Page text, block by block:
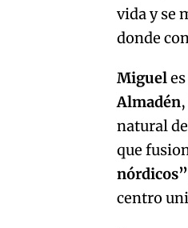
vida y se
donde
Miguel
Almadén
natural
que
nórdicos”
centro